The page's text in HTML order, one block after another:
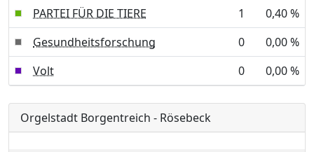
PARTEI FÜR DIE TIERE
1
0,40 %
Gesundheitsforschung
0
0,00 %
Volt
0 0,00 %
Orgelstadt Borgentreich - Rösebeck